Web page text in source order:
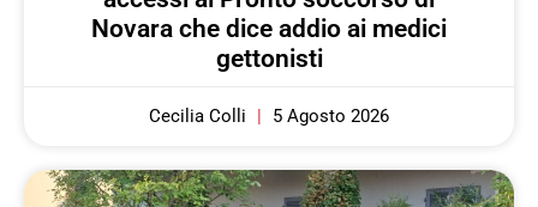
Novara che dice addio ai medici
gettonisti
Cecilia Colli 5 Agosto 2026